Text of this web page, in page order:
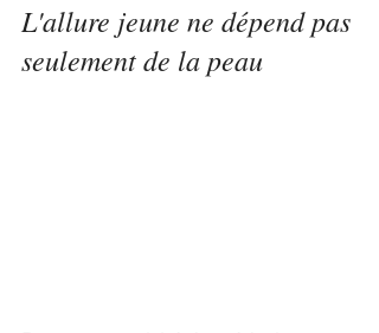
L'allure jeune ne dépend pas
seulement de la peau